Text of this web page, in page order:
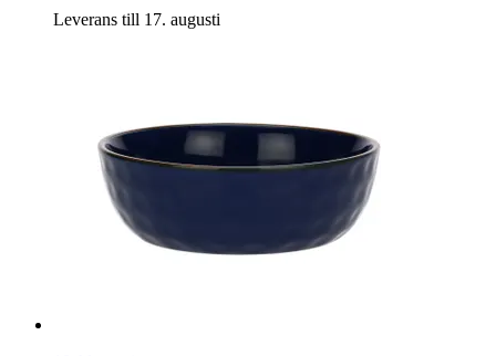
Leverans till 17. augusti